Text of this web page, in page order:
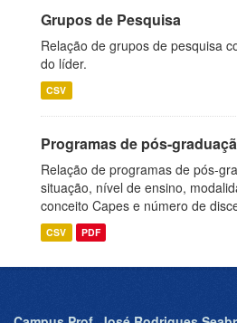
Grupos de Pesquisa
Relação de grupos de pesquisa
do líder.
CSV
Programas de pós-
Relação de programas de pós-
situação, nível de ensino,
conceito Capes e número de
CSV PDF